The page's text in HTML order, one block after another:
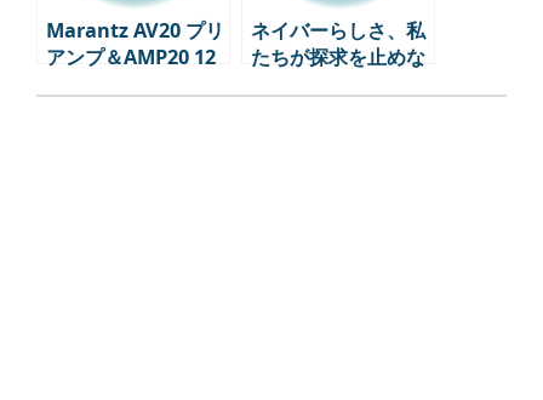
Marantz AV20 プリ
アンプ＆AMP20 12
ネイバーらしさ、私
たちが探求を止めな